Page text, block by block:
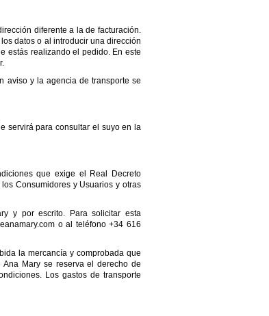
diferente a la de facturación.
datos o al introducir una dirección
estás realizando el pedido. En este
aviso y la agencia de transporte se
servirá para consultar el suyo en la
que exige el Real Decreto
Consumidores y Usuarios y otras
y por escrito. Para solicitar esta
o al teléfono +34 616
la mercancía y comprobada que
Mary se reserva el derecho de
Los gastos de transporte